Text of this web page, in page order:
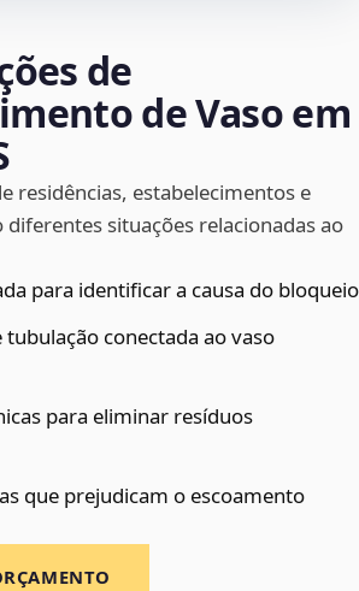
de
de Vaso em
residências, estabelecimentos e
situações relacionadas ao
para identificar a causa do bloqueio
conectada ao vaso
para eliminar resíduos
que prejudicam o escoamento